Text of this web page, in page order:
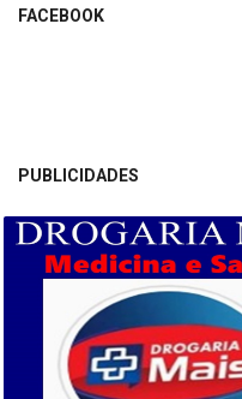
FACEBOOK
PUBLICIDADES